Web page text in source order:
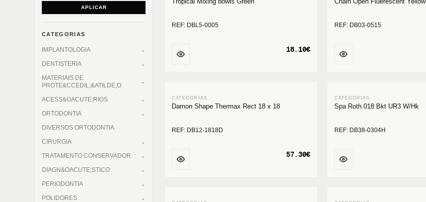
APLICAR
CATEGORIAS
IMPLANTOLOGIA
DENTISTERIA
MATERIAIS DE
PROTE&CCEDIL;&ATILDE;O
ACESS&OACUTE;RIOS
ORTODONTIA
DIVERSOS ORTODONTIA
CIRURGIA
TRATAMENTO CONSERVADOR
DIAGN&OACUTE;STICO
PERIODONTIA
POLIDORES
REF: DBL5-0005
18.10€
REF: DB03-0515
Damon Shape Thermax Rect 18 x 18
REF: DB12-1818D
57.30€
Spa Roth 018 Bkt UR3 W/Hk
REF: DB38-0304H